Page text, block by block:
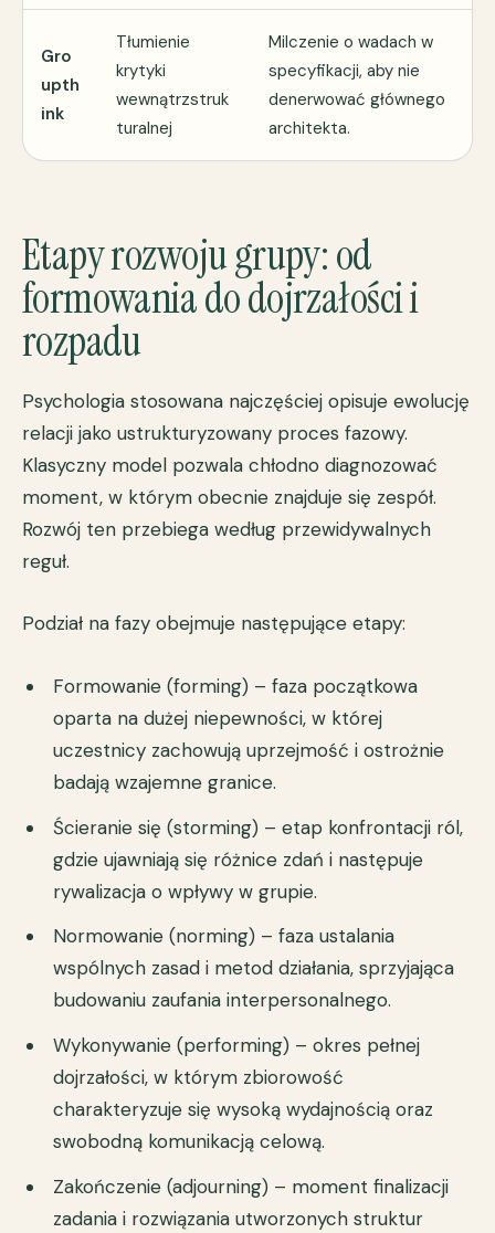
Gro
upth
ink
Tłumienie
krytyki
wewnątrzstruk
turalnej
Milczenie o wadach w
specyfikacji, aby nie
denerwować głównego
architekta.
Etapy rozwoju grupy: od
formowania do dojrzałości i
rozpadu
Psychologia stosowana najczęściej opisuje ewolucję
relacji jako ustrukturyzowany proces fazowy.
Klasyczny model pozwala chłodno diagnozować
moment, w którym obecnie znajduje się zespół.
Rozwój ten przebiega według przewidywalnych
reguł.
Podział na fazy obejmuje następujące etapy:
Formowanie (forming) – faza początkowa
oparta na dużej niepewności, w której
uczestnicy zachowują uprzejmość i ostrożnie
badają wzajemne granice.
Ścieranie się (storming) – etap konfrontacji ról,
gdzie ujawniają się różnice zdań i następuje
rywalizacja o wpływy w grupie.
Normowanie (norming) – faza ustalania
wspólnych zasad i metod działania, sprzyjająca
budowaniu zaufania interpersonalnego.
Wykonywanie (performing) – okres pełnej
dojrzałości, w którym zbiorowość
charakteryzuje się wysoką wydajnością oraz
swobodną komunikacją celową.
Zakończenie (adjourning) – moment finalizacji
zadania i rozwiązania utworzonych struktur